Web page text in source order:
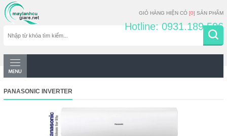
GIỎ HÀNG HIỆN CÓ[0] SẢN PHẨM
Hotline: 0931.189.596
PANASONIC INVERTER